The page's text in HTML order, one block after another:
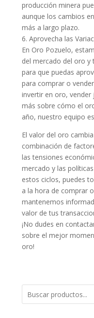
producción minera
aunque los cambios
más a largo plazo.
6. Aprovecha las
En Oro Pozuelo,
del mercado del oro
para que puedas
para comprar o
invertir en oro,
más sobre cómo el
año, nuestro equipo
El valor del oro
combinación de
las tensiones
mercado y las
estos ciclos, puedes
a la hora de comprar
mantenemos
valor de tus
¡No dudes en
sobre el mejor
oro!